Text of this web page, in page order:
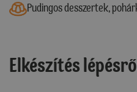
Pudingos desszertek,
Elkészítés